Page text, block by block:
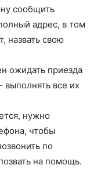
сообщить
адрес, в том
назвать свою
ожидать приезда
выполнять все их
нужно
чтобы
по
на помощь.